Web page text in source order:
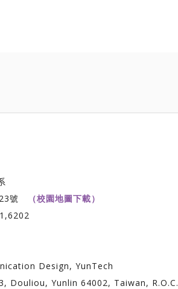
號
（校園地圖下載）
Design, YunTech
Douliou, Yunlin 64002, Taiwan, R.O.C.